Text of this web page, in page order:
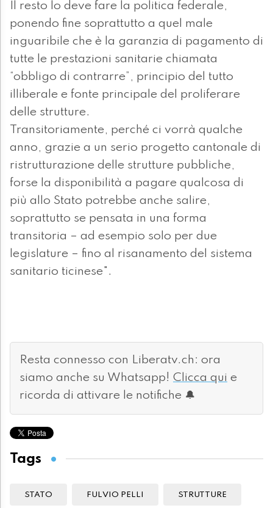
Il resto lo deve fare la politica federale,
ponendo fine soprattutto a quel male
inguaribile che è la garanzia di pagamento di
tutte le prestazioni sanitarie chiamata
“obbligo di contrarre”, principio del tutto
illiberale e fonte principale del proliferare
delle strutture.
Transitoriamente, perché ci vorrà qualche
anno, grazie a un serio progetto cantonale di
ristrutturazione delle strutture pubbliche,
forse la disponibilità a pagare qualcosa di
più allo Stato potrebbe anche salire,
soprattutto se pensata in una forma
transitoria – ad esempio solo per due
legislature – fino al risanamento del sistema
sanitario ticinese".
Resta connesso con Liberatv.ch: ora
siamo anche su Whatsapp! Clicca qui e
ricorda di attivare le notifiche 🔔
Tags
STATO FULVIO PELLI STRUTTURE